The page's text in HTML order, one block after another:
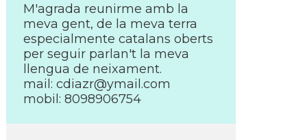
M'agrada reunirme amb la
meva gent, de la meva terra
especialmente catalans oberts
per seguir parlan't la meva
llengua de neixament.
mail: cdiazr@ymail.com
mobil: 8098906754